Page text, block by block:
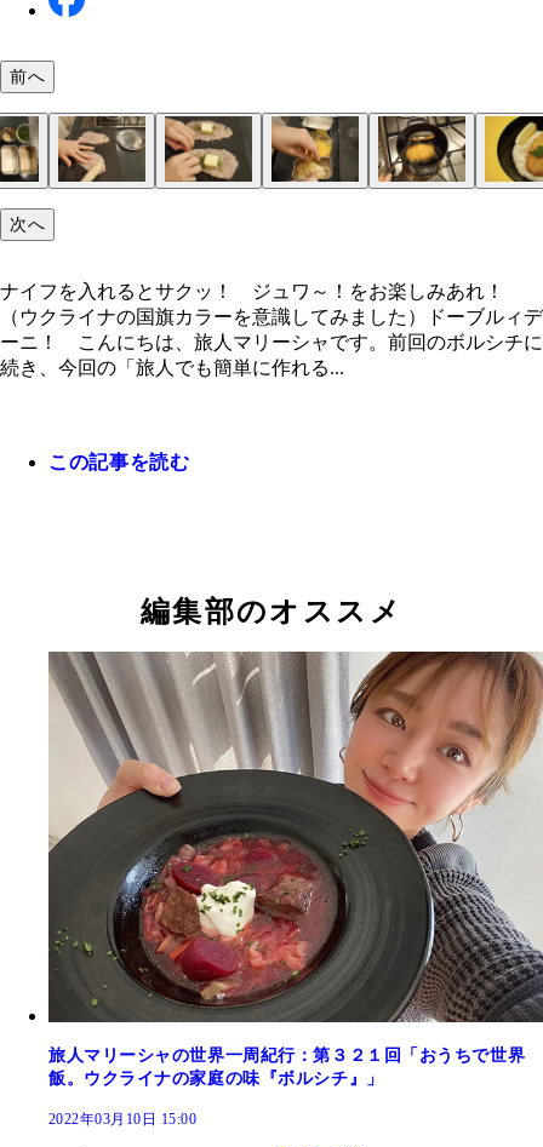
れ！ （ウクライナの国旗カラーを意識してみま
ーチカ（蕎麦の実粥）、多分ソリャンカという名
プ、（下のトレー）チキンシュニッツェル、多分
ソーセージ
乗せたら、はみ出さないように巻いて包む。
前へ
次へ
ナイフを入れるとサクッ！ ジュワ～！をお楽しみあれ！
（ウクライナの国旗カラーを意識してみました）ドーブルィデ
ーニ！ こんにちは、旅人マリーシャです。前回のボルシチに
続き、今回の「旅人でも簡単に作れる...
この記事を読む
編集部のオススメ
旅人マリーシャの世界一周紀行：第３２１回「おうちで世界
飯。ウクライナの家庭の味『ボルシチ』」
2022年03月10日 15:00